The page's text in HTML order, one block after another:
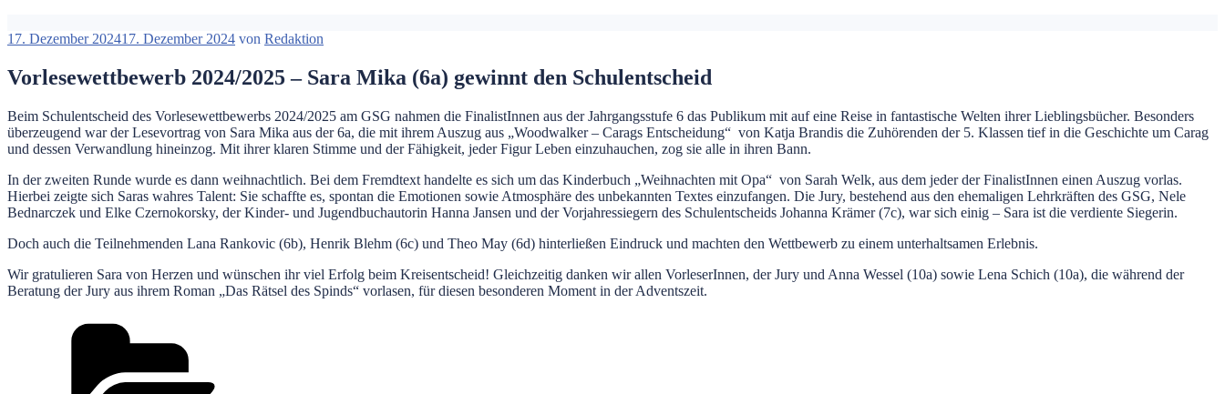
Veröffentlicht
17. Dezember 202417. Dezember 2024 von Redaktion
Vorlesewettbewerb 2024/2025 – Sara Mika (6a) gewinnt den Schulentscheid
Beim Schulentscheid des Vorlesewettbewerbs 2024/2025 am GSG nahmen die FinalistInnen aus der Jahrgangsstufe 6 das Publikum mit auf eine Reise in fantastische Welten ihrer Lieblingsbücher. Besonders
überzeugend war der Lesevortrag von Sara Mika aus der 6a, die mit ihrem Auszug aus „Woodwalker – Carags Entscheidung“ von Katja Brandis die Zuhörenden der 5. Klassen tief in die Geschichte um Carag
und dessen Verwandlung hineinzog. Mit ihrer klaren Stimme und der Fähigkeit, jeder Figur Leben einzuhauchen, zog sie alle in ihren Bann.
In der zweiten Runde wurde es dann weihnachtlich. Bei dem Fremdtext handelte es sich um das Kinderbuch „Weihnachten mit Opa“ von Sarah Welk, aus dem jeder der FinalistInnen einen Auszug vorlas.
Hierbei zeigte sich Saras wahres Talent: Sie schaffte es, spontan die Emotionen sowie Atmosphäre des unbekannten Textes einzufangen. Die Jury, bestehend aus den ehemaligen Lehrkräften des GSG, Nele
Bednarczek und Elke Czernokorsky, der Kinder- und Jugendbuchautorin Hanna Jansen und der Vorjahressiegern des Schulentscheids Johanna Krämer (7c), war sich einig – Sara ist die verdiente Siegerin.
Doch auch die Teilnehmenden Lana Rankovic (6b), Henrik Blehm (6c) und Theo May (6d) hinterließen Eindruck und machten den Wettbewerb zu einem unterhaltsamen Erlebnis.
Wir gratulieren Sara von Herzen und wünschen ihr viel Erfolg beim Kreisentscheid! Gleichzeitig danken wir allen VorleserInnen, der Jury und Anna Wessel (10a) sowie Lena Schich (10a), die während der
Beratung der Jury aus ihrem Roman „Das Rätsel des Spinds“ vorlasen, für diesen besonderen Moment in der Adventszeit.